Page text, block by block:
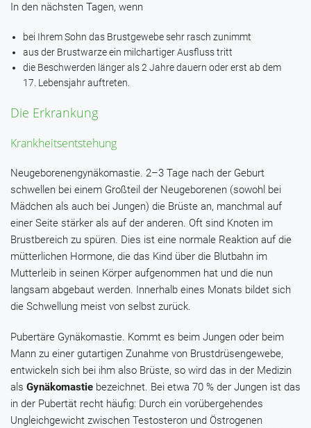
In den nächsten Tagen, wenn
bei Ihrem Sohn das Brustgewebe sehr rasch zunimmt
aus der Brustwarze ein milchartiger Ausfluss tritt
die Beschwerden länger als 2 Jahre dauern oder erst ab dem
17. Lebensjahr auftreten.
Die Erkrankung
Krankheitsentstehung
Neugeborenengynäkomastie. 2–3 Tage nach der Geburt
schwellen bei einem Großteil der Neugeborenen (sowohl bei
Mädchen als auch bei Jungen) die Brüste an, manchmal auf
einer Seite stärker als auf der anderen. Oft sind Knoten im
Brustbereich zu spüren. Dies ist eine normale Reaktion auf die
mütterlichen Hormone, die das Kind über die Blutbahn im
Mutterleib in seinen Körper aufgenommen hat und die nun
langsam abgebaut werden. Innerhalb eines Monats bildet sich
die Schwellung meist von selbst zurück.
Pubertäre Gynäkomastie. Kommt es beim Jungen oder beim
Mann zu einer gutartigen Zunahme von Brustdrüsengewebe,
entwickeln sich bei ihm also Brüste, so wird das in der Medizin
als Gynäkomastie bezeichnet. Bei etwa 70 % der Jungen ist das
in der Pubertät recht häufig: Durch ein vorübergehendes
Ungleichgewicht zwischen Testosteron und Östrogenen